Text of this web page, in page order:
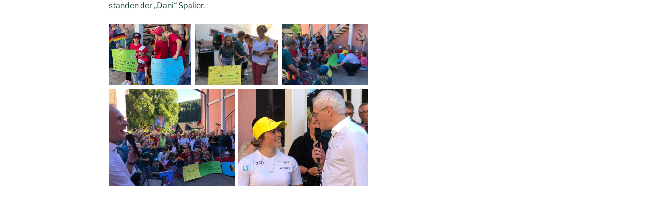
standen der „Dani“ Spalier.